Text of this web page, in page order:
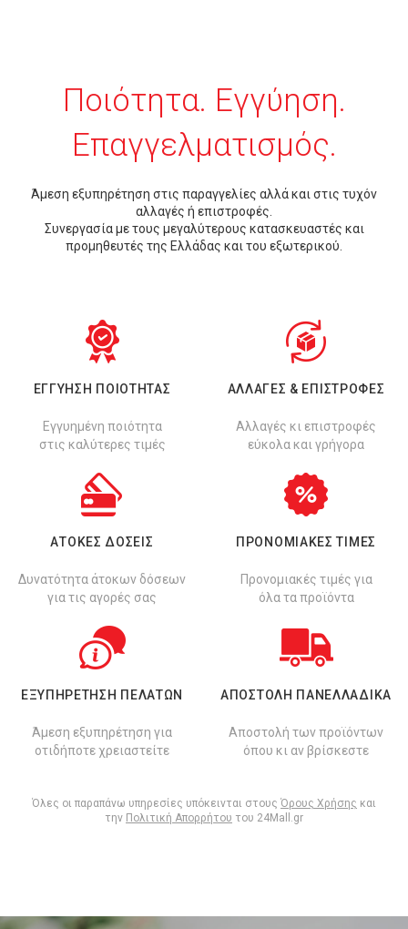
Ποιότητα. Εγγύηση.
Επαγγελματισμός.
Άμεση εξυπηρέτηση στις παραγγελίες αλλά και στις τυχόν
αλλαγές ή επιστροφές.
Συνεργασία με τους μεγαλύτερους κατασκευαστές και
προμηθευτές της Ελλάδας και του εξωτερικού.
ΕΓΓΥΗΣΗ ΠΟΙΟΤΗΤΑΣ
Εγγυημένη ποιότητα
στις καλύτερες τιμές
ΑΛΛΑΓΕΣ & ΕΠΙΣΤΡΟΦΕΣ
Αλλαγές κι επιστροφές
εύκολα και γρήγορα
ΑΤΟΚΕΣ ΔΟΣΕΙΣ
Δυνατότητα άτοκων δόσεων
για τις αγορές σας
ΠΡΟΝΟΜΙΑΚΕΣ ΤΙΜΕΣ
Προνομιακές τιμές για
όλα τα προϊόντα
ΕΞΥΠΗΡΕΤΗΣΗ ΠΕΛΑΤΩΝ
Άμεση εξυπηρέτηση για
οτιδήποτε χρειαστείτε
ΑΠΟΣΤΟΛΗ ΠΑΝΕΛΛΑΔΙΚΑ
Αποστολή των προϊόντων
όπου κι αν βρίσκεστε
Όλες οι παραπάνω υπηρεσίες υπόκεινται στους Όρους Χρήσης και
την Πολιτική Απορρήτου του 24Mall.gr